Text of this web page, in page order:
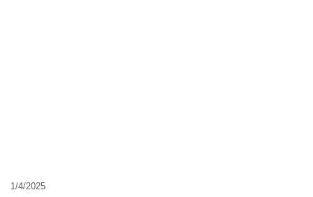
1/4/2025